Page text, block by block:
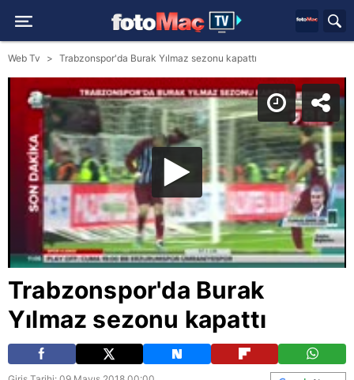
Web Tv Trabzonspor'da Burak Yılmaz sezonu kapattı
Trabzonspor'da Burak
Yılmaz sezonu kapattı